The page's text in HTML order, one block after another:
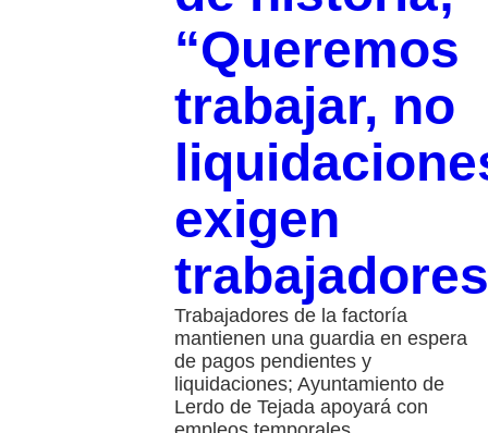
“Queremos
trabajar, no
exigen
trabajadores
Trabajadores de la factoría
mantienen una guardia en espera
de pagos pendientes y
liquidaciones; Ayuntamiento de
Lerdo de Tejada apoyará con